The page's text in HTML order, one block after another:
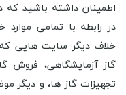
اطمینان داشته باشید که
در رابطه با تمامی
خلاف دیگر سایت هایی
گاز آزمایشگاهی، فروش
تجهیزات گاز ها، و دیگر